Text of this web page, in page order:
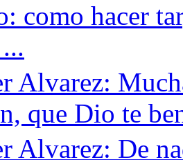
como hacer
Alvarez:
que Dio te
Alvarez: De